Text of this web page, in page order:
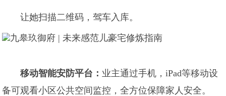
让她扫描二维码，驾车入库。
移动智能安防平台： 业主通过手机，iPad等移动设
备可观看小区公共空间监控，全方位保障家人安全。